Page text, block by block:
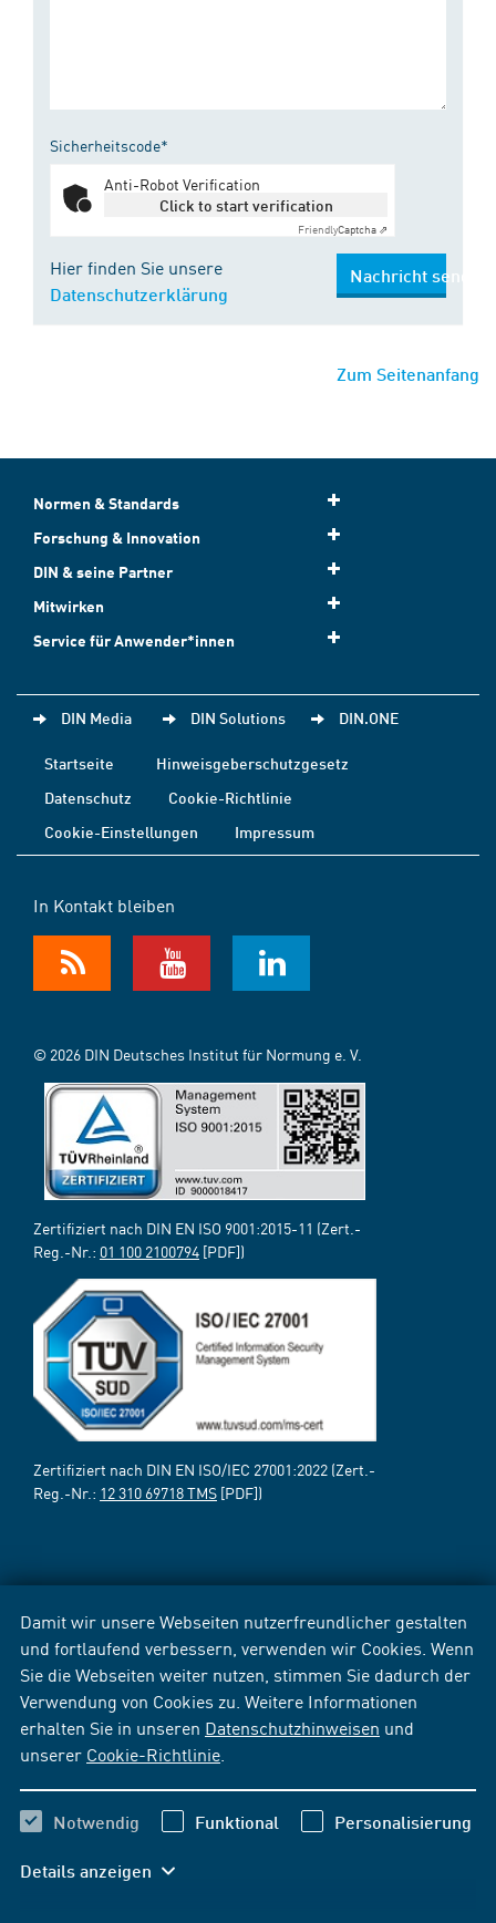
Damit wir unsere Webseiten nutzerfreundlicher gestalten
und fortlaufend verbessern, verwenden wir Cookies. Wenn
Sie die Webseiten weiter nutzen, stimmen Sie dadurch der
Verwendung von Cookies zu. Weitere Informationen
erhalten Sie in unseren Datenschutzhinweisen und
unserer Cookie-Richtlinie
Notwendig Funktional Personalisierung
Details anzeigen
Sicherheitscode*
Anti-Robot Verification
Click to start verification
FriendlyCaptcha ⇗
Hier finden Sie unsere
Datenschutzerklärung
Nachricht senden
Zum Seitenanfang
Normen & Standards
Forschung & Innovation
DIN & seine Partner
Mitwirken
Service für Anwender*innen
DIN Media DIN Solutions DIN.ONE
Startseite
Hinweisgeberschutzgesetz
Datenschutz
Cookie-Richtlinie
Cookie-Einstellungen
Impressum
In Kontakt bleiben
© 2026 DIN Deutsches Institut für Normung e. V.
Zertifiziert nach DIN EN ISO 9001:2015-11 (Zert.-
Reg.-Nr.: 01 100 2100794 [PDF])
Zertifiziert nach DIN EN ISO/IEC 27001:2022 (Zert.-
Reg.-Nr.: 12 310 69718 TMS [PDF])